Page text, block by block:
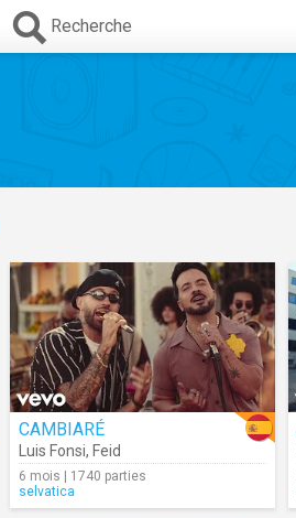
Recherche
CAMBIARÉ
Luis Fonsi, Feid
6 mois | 1740 parties
selvatica